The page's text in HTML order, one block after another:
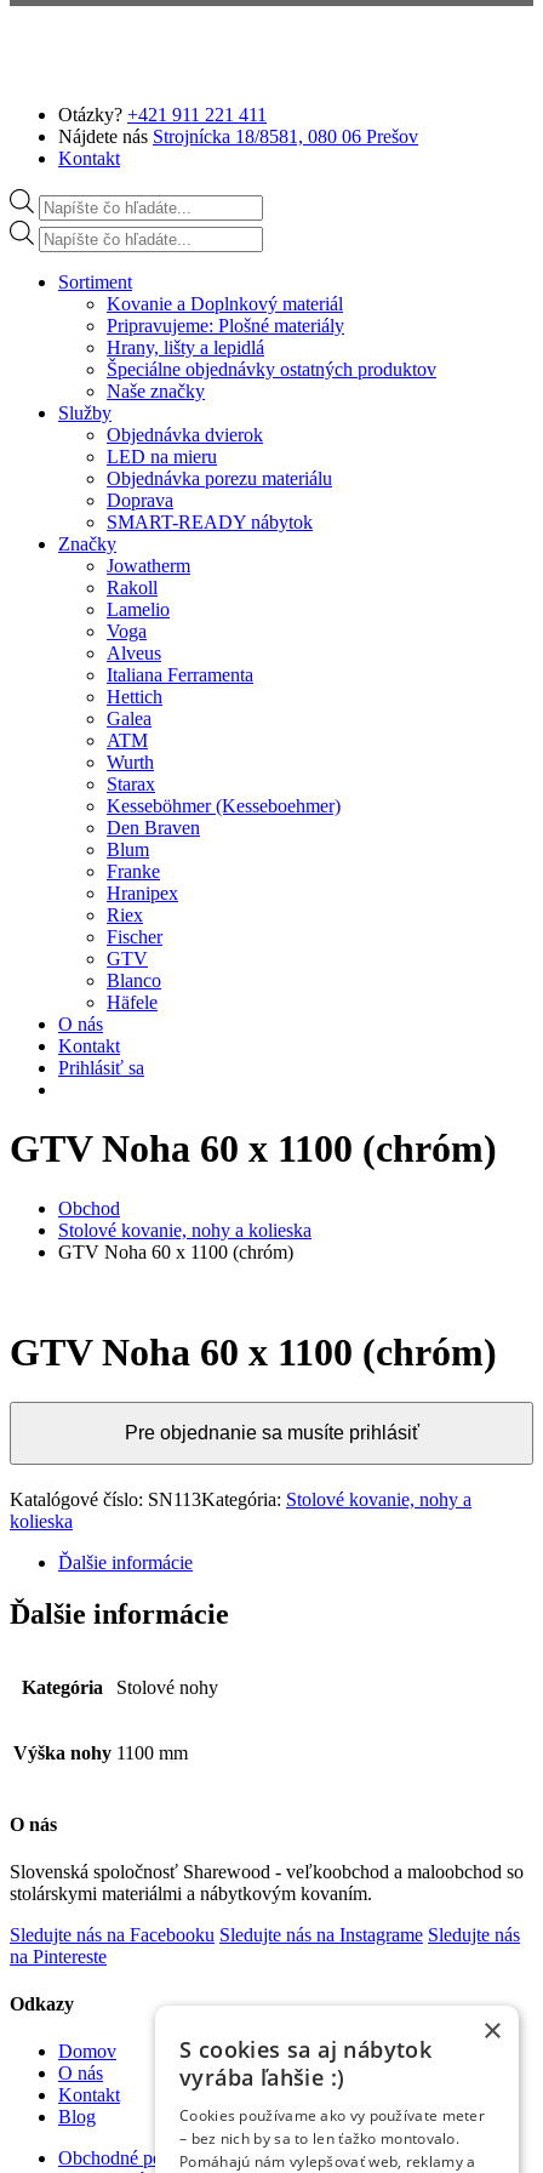
Otázky? +421 911 221 411
Nájdete nás Strojnícka 18/8581, 080 06 Prešov
Kontakt
Products search
Products search
Sortiment
Kovanie a Doplnkový materiál
Pripravujeme: Plošné materiály
Hrany, lišty a lepidlá
Špeciálne objednávky ostatných produktov
Naše značky
Služby
Objednávka dvierok
LED na mieru
Objednávka porezu materiálu
Doprava
SMART-READY nábytok
Značky
Jowatherm
Rakoll
Lamelio
Voga
Alveus
Italiana Ferramenta
Hettich
Galea
ATM
Wurth
Starax
Kesseböhmer (Kesseboehmer)
Den Braven
Blum
Franke
Hranipex
Riex
Fischer
GTV
Blanco
Häfele
O nás
Kontakt
Prihlásiť sa
GTV Noha 60 x 1100 (chróm)
Obchod
Stolové kovanie, nohy a kolieska
GTV Noha 60 x 1100 (chróm)
GTV Noha 60 x 1100 (chróm)
Pre objednanie sa musíte prihlásiť
Katalógové číslo: SN113Kategória: Stolové kovanie, nohy a
kolieska
Ďalšie informácie
Ďalšie informácie
Kategória Stolové nohy
Výška nohy 1100 mm
O nás
Slovenská spoločnosť Sharewood - veľkoobchod a maloobchod so
stolárskymi materiálmi a nábytkovým kovaním.
Sledujte nás na Facebooku Sledujte nás na Instagrame Sledujte nás
na Pintereste
Odkazy
Domov
O nás
Kontakt
Blog
Obchodné podmienky
×
S cookies sa aj nábytok
vyrába ľahšie :)
Cookies používame ako vy používate meter
– bez nich by sa to len ťažko montovalo.
Pomáhajú nám vylepšovať web, reklamy a